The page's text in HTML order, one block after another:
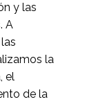
y las
A
la
el
de la